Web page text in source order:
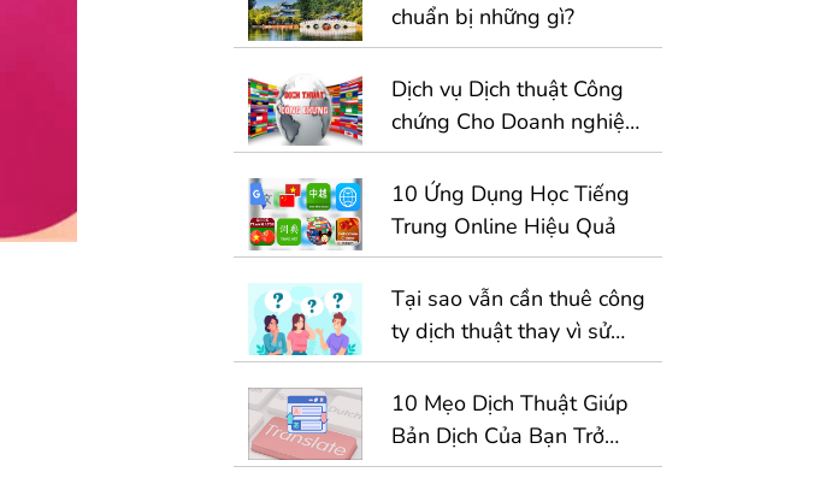
chuẩn bị những gì?
Dịch vụ Dịch thuật Công
chứng Cho Doanh nghiệp
– 1 Giải Pháp Toàn Diện
Cho Hồ Sơ Kinh Doanh
Quốc Tế
10 Ứng Dụng Học Tiếng
Trung Online Hiệu Quả
Tại sao vẫn cần thuê công
ty dịch thuật thay vì sử
dụng công cụ dịch tự
động
10 Mẹo Dịch Thuật Giúp
Bản Dịch Của Bạn Trở
Nên Hoàn Hảo Hơn